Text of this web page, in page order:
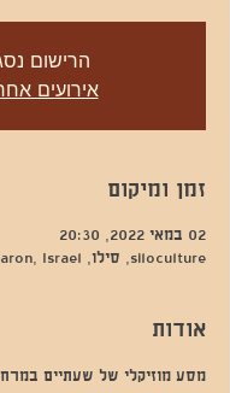
הרישום
אירועים
זמן ומיקום
02 במאי 2022, 20:30
siloculture, סילו, Hod Hasharon, Israel
אודות
מסע מוזיקלי של שעתיים